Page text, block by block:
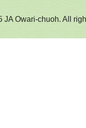
Owari-chuoh. All